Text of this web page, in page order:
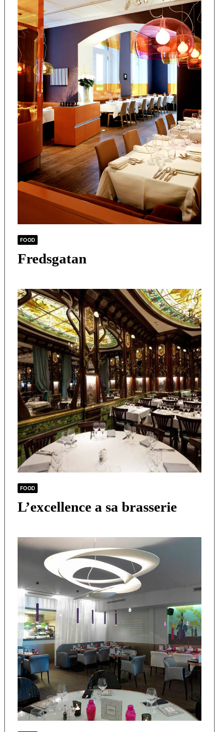
FOOD
Fredsgatan
FOOD
L’excellence a sa brasserie